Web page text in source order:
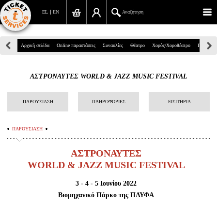
EN
EL Αναζήτηση
Πανεπιστημίου 39, Αθήνα
info@ticketservices.gr
Αναζήτηση
Παραγγελία
Προσωπικά Δεδομένα
Πληροφορίες
Αρχική σελίδα Online παραστάσεις Συναυλίες Θέατρο Χορός/Χοροθέατρο Παιδικά
ΑΣΤΡΟΝΑΥΤΕΣ WORLD & JAZZ MUSIC FESTIVAL
ΠΑΡΟΥΣΙΑΣΗ ΠΛΗΡΟΦΟΡΙΕΣ ΕΙΣΙΤΗΡΙΑ
ΠΑΡΟΥΣΙΑΣΗ
ΑΣΤΡΟΝΑΥΤΕΣ
WORLD & JAZZ MUSIC FESTIVAL
3 - 4 - 5 Ιουνίου 2022
Βιομηχανικό Πάρκο της ΠΛΥΦΑ